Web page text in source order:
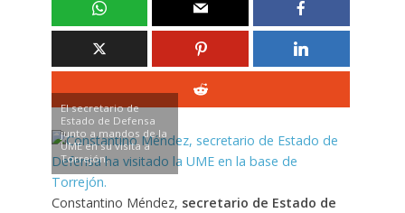
El secretario de
Estado de Defensa
junto a mandos de la
UME en su visita a
Torrejón.
Constantino Méndez, secretario de Estado de